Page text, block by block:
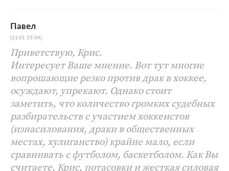
Павел
[11.01 23:04]
Приветствую, Крис.
Интересует Ваше мнение. Вот тут многие
вопрошающие резко против драк в хоккее,
осуждают, упрекают. Однако стоит
заметить, что количество громких судебных
разбирательств с участием хоккеистов
(изнасилования, драки в общественных
местах, хулиганство) крайне мало, если
сравнивать с футболом, баскетболом. Как Вы
считаете, Крис, потасовки и жесткая силовая